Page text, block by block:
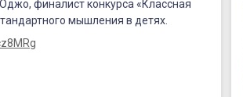
финалист конкурса «Классная
мышления в детях.